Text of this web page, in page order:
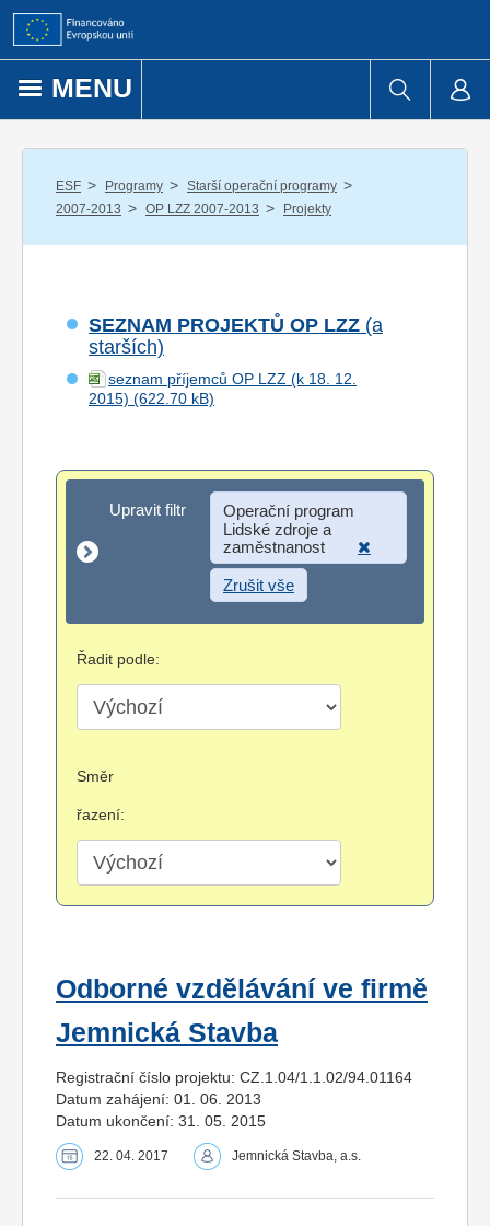
Přejít k obsahu
MENU
ESF / Programy / Starší operační programy /
2007-2013 / OP LZZ 2007-2013 / Projekty
SEZNAM PROJEKTŮ OP LZZ (a
starších)
seznam příjemců OP LZZ (k 18. 12.
2015)
Upravit filtr
Upravit filtr
Operační program
Lidské zdroje a
zaměstnanost
Zrušit vše
Řadit podle:
Směr
řazení:
Odborné vzdělávání ve firmě
Jemnická Stavba
Registrační číslo projektu: CZ.1.04/1.1.02/94.01164
Datum zahájení: 01. 06. 2013
Datum ukončení: 31. 05. 2015
22. 04. 2017 Jemnická Stavba, a.s.